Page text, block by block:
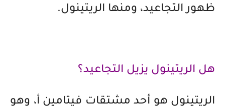
ظهور التجاعيد، ومنها الريتينول.
هل الريتينول يزيل التجاعيد؟
الريتينول هو أحد مشتقات فيتامين أ، وهو